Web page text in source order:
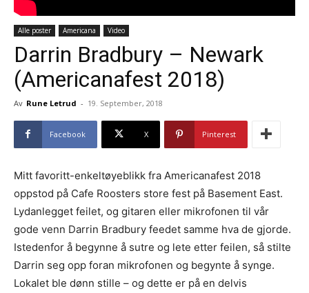
Alle poster Americana Video
Darrin Bradbury – Newark
(Americanafest 2018)
Av Rune Letrud - 19. September, 2018
Facebook X Pinterest
Mitt favoritt-enkeltøyeblikk fra Americanafest 2018
oppstod på Cafe Roosters store fest på Basement East.
Lydanlegget feilet, og gitaren eller mikrofonen til vår
gode venn Darrin Bradbury feedet samme hva de gjorde.
Istedenfor å begynne å sutre og lete etter feilen, så stilte
Darrin seg opp foran mikrofonen og begynte å synge.
Lokalet ble dønn stille – og dette er på en delvis